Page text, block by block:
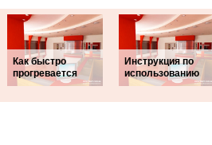
Как быстро
прогревается
Инструкция по
использованию